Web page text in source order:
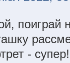
поиграй
-